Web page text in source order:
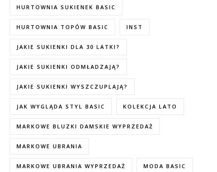
HURTOWNIA SUKIENEK BASIC
HURTOWNIA TOPÓW BASIC INST
JAKIE SUKIENKI DLA 30 LATKI?
JAKIE SUKIENKI ODMŁADZAJĄ?
JAKIE SUKIENKI WYSZCZUPLAJĄ?
JAK WYGLĄDA STYL BASIC KOLEKCJA LATO
MARKOWE BLUZKI DAMSKIE WYPRZEDAŻ
MARKOWE UBRANIA
MARKOWE UBRANIA WYPRZEDAŻ MODA BASIC